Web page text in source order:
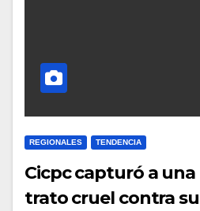
REGIONALES TENDENCIA
Cicpc capturó a
trato cruel contra